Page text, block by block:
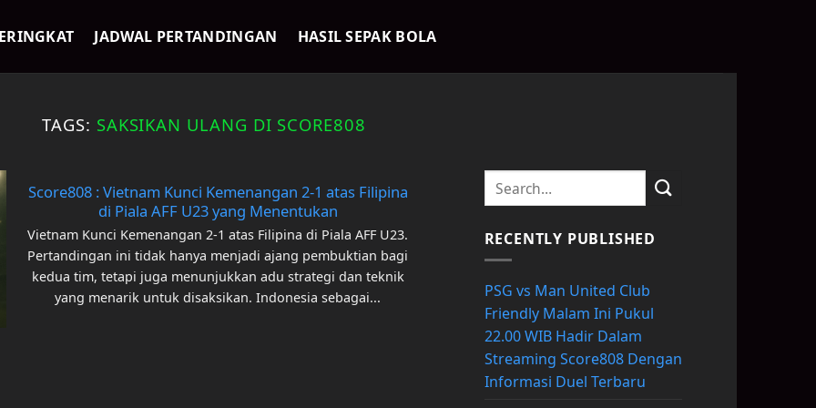
JADWAL PERTANDINGAN HASIL SEPAK BOLA
TAGS: SAKSIKAN ULANG DI SCORE808
Score808 : Vietnam Kunci Kemenangan 2-1 atas Filipina
di Piala AFF U23 yang Menentukan
Vietnam Kunci Kemenangan 2-1 atas Filipina di Piala AFF U23.
Pertandingan ini tidak hanya menjadi ajang pembuktian bagi
kedua tim, tetapi juga menunjukkan adu strategi dan teknik
yang menarik untuk disaksikan. Indonesia sebagai...
RECENTLY PUBLISHED
PSG vs Man United Club
Friendly Malam Ini Pukul
22.00 WIB Hadir Dalam
Streaming Score808 Dengan
Informasi Duel Terbaru